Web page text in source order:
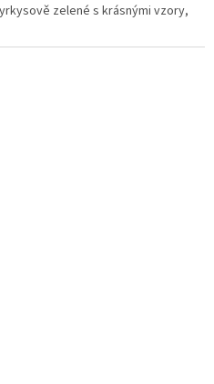
zelené s krásnými vzory,